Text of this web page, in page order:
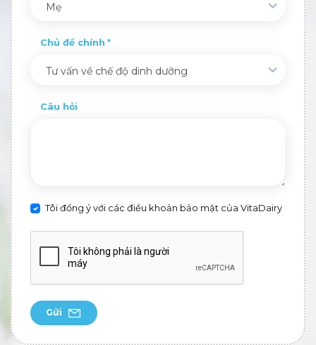
Mẹ
Chủ đề chính
Tư vấn về chế độ dinh dưỡng
Câu hỏi
Tôi đồng ý với các điều khoản bảo mật của VitaDairy
Gửi